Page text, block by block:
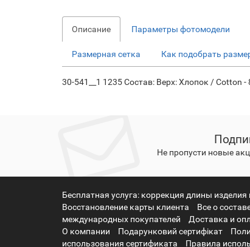
Описание Параметры фотомодели
Размерная сетка Как подобрать
30-541__1 1235 Состав: Верх: Хлопок / Cotton -
Не пропусти новые
Бесплатная услуга: коррекция длины изделия
Восстановление карты клиента
Все о
международных покупателей
Доставка и
О компании
Подарунковий сертифікат
использования сертификата
Правила